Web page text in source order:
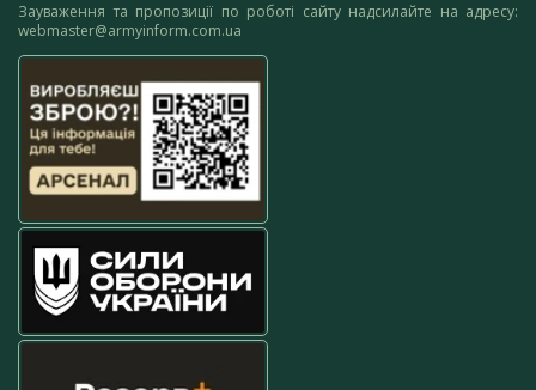
Зауваження та пропозиції по роботі сайту надсилайте на адресу:
webmaster@armyinform.com.ua